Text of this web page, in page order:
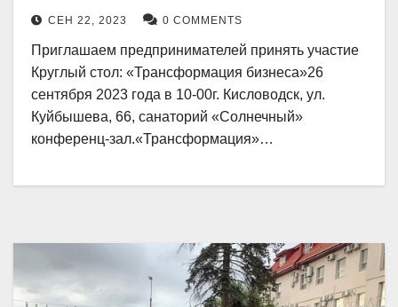
СЕН 22, 2023 0 COMMENTS
Приглашаем предпринимателей принять участие
Круглый стол: «Трансформация бизнеса»26
сентября 2023 года в 10-00г. Кисловодск, ул.
Куйбышева, 66, санаторий «Солнечный»
конференц-зал.«Трансформация»…